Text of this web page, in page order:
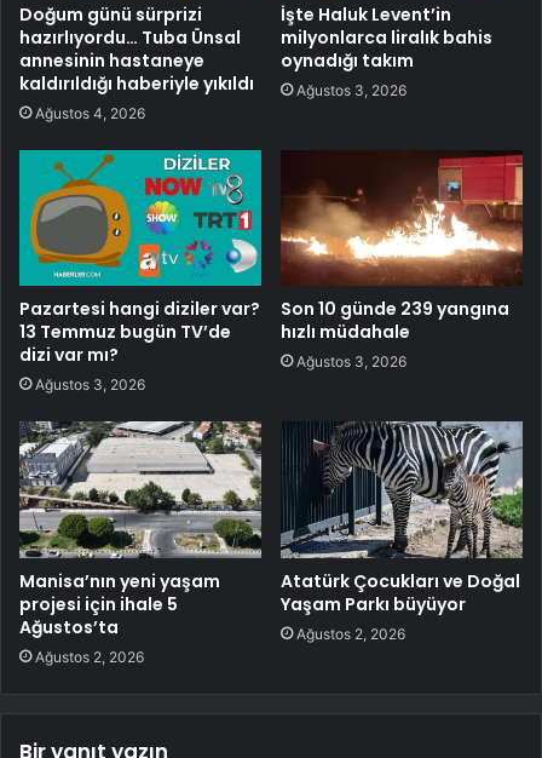
Doğum günü sürprizi
hazırlıyordu… Tuba Ünsal
annesinin hastaneye
kaldırıldığı haberiyle yıkıldı
Ağustos 4, 2026
İşte Haluk Levent’in
milyonlarca liralık bahis
oynadığı takım
Ağustos 3, 2026
Pazartesi hangi diziler var?
13 Temmuz bugün TV’de
dizi var mı?
Ağustos 3, 2026
Son 10 günde 239 yangına
hızlı müdahale
Ağustos 3, 2026
Manisa’nın yeni yaşam
projesi için ihale 5
Ağustos’ta
Ağustos 2, 2026
Atatürk Çocukları ve Doğal
Yaşam Parkı büyüyor
Ağustos 2, 2026
Bir yanıt yazın